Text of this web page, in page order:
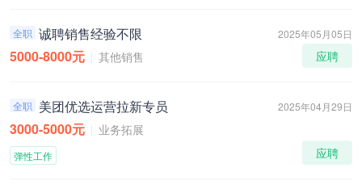
2025年05月05日
全职 诚聘销售经验不限
5000-8000元
其他销售 应聘
2025年04月29日
全职 美团优选运营拉新专员
3000-5000元
业务拓展
应聘
弹性工作